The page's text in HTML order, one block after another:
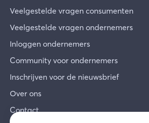
Veelgestelde vragen consumenten
Veelgestelde vragen ondernemers
Inloggen ondernemers
Community voor ondernemers
Inschrijven voor de nieuwsbrief
Over ons
Contact